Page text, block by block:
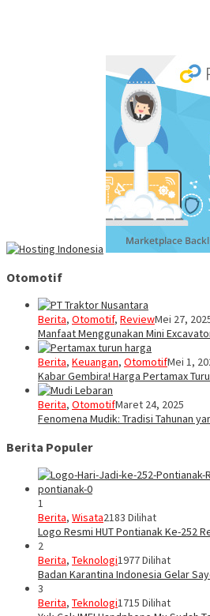
Otomotif
Berita, Otomotif, ReviewMei 27,
Manfaat Menggunakan Mini
Berita, Keuangan, OtomotifMei 1,
Kabar Gembira! Harga Pertamax
Berita, OtomotifMaret 24, 2025
Fenomena Mudik: Tradisi Tahunan
Berita Populer
1
Berita, Wisata2183 Dilihat
Logo Resmi HUT Pontianak Ke-252
2
Berita, Teknologi1977 Dilihat
Badan Karantina Indonesia Gelar
3
Berita, Teknologi1715 Dilihat